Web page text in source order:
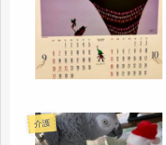
介護